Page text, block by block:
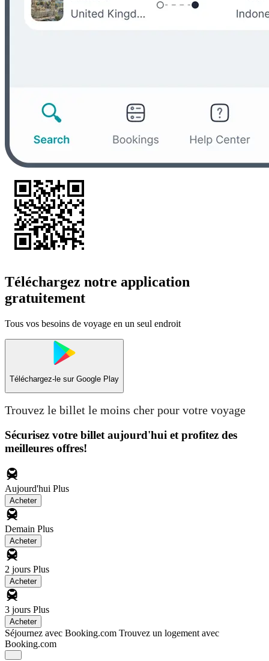
Téléchargez notre application
gratuitement
Tous vos besoins de voyage en un seul endroit
Téléchargez-le sur Google Play
Trouvez le billet le moins cher pour votre voyage
Sécurisez votre billet aujourd'hui et profitez des
meilleures offres!
Aujourd'hui Plus
Acheter
Demain Plus
Acheter
2 jours Plus
Acheter
3 jours Plus
Acheter
Séjournez avec Booking.com Trouvez un logement avec
Booking.com